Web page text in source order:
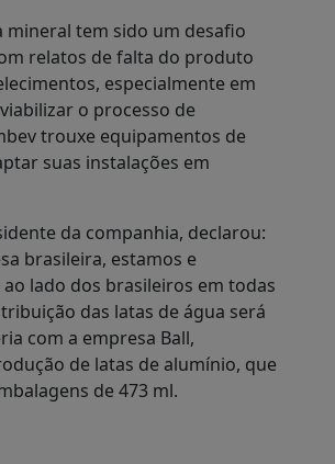
mineral tem sido um desafio
relatos de falta do produto
especialmente em
o processo de
trouxe equipamentos de
suas instalações em
da companhia, declarou:
brasileira, estamos e
lado dos brasileiros em todas
das latas de água será
com a empresa Ball,
de latas de alumínio, que
de 473 ml.